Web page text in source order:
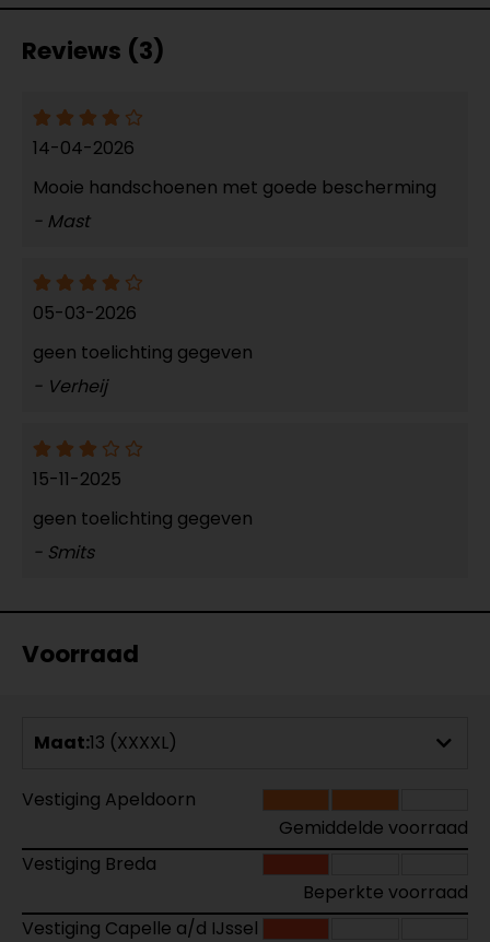
Reviews (3)
14-04-2026
Mooie handschoenen met goede bescherming
- Mast
05-03-2026
geen toelichting gegeven
- Verheij
15-11-2025
geen toelichting gegeven
- Smits
Voorraad
Maat:13 (XXXXL)
Vestiging Apeldoorn
Gemiddelde voorraad
Vestiging Breda
Beperkte voorraad
Vestiging Capelle a/d IJssel